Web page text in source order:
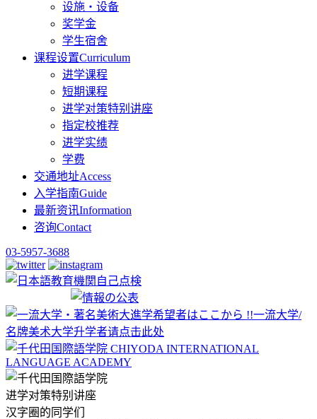
设施・设备
奖学金
学生宿舍
课程设置Curriculum
进学课程
短期课程
进学对策特别讲座
指定校推荐
进学实绩
学费
交通地址Access
入学指南Guide
最新资讯Information
咨询Contact
03-5957-3688
进学对策特别讲座
汉字圈的同学们